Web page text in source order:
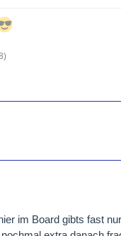
)
im Board gibts fast